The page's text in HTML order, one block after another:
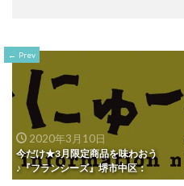
Prev
2020年3月10日
今だけ★3月限定商品を味わおう
♪『フランシーズ』堺市中区：